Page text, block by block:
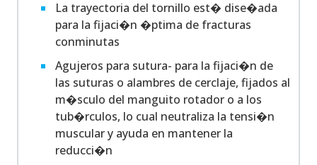
La trayectoria del tornillo est� dise�ada
para la fijaci�n �ptima de fracturas
conminutas
Agujeros para sutura- para la fijaci�n de
las suturas o alambres de cerclaje, fijados al
m�sculo del manguito rotador o a los
tub�rculos, lo cual neutraliza la tensi�n
muscular y ayuda en mantener la
reducci�n